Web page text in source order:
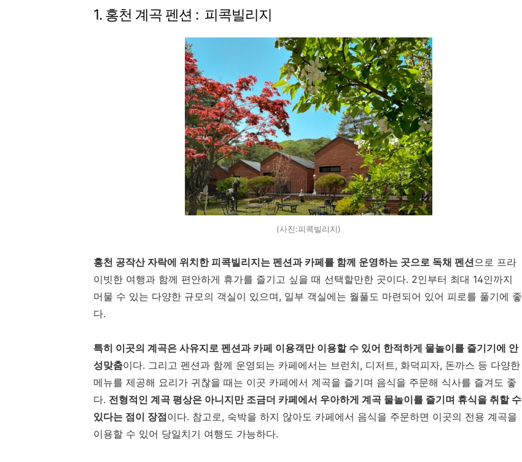
1. 홍천 계곡 펜션 : 피콕빌리지
(사진:피콕빌리지)
홍천 공작산 자락에 위치한 피콕빌리지는 펜션과 카페를 함께 운영하는 곳으로 독채 펜션으로 프라
이빗한 여행과 함께 편안하게 휴가를 즐기고 싶을 때 선택할만한 곳이다. 2인부터 최대 14인까지
머물 수 있는 다양한 규모의 객실이 있으며, 일부 객실에는 월풀도 마련되어 있어 피로를 풀기에 좋
다.
특히 이곳의 계곡은 사유지로 펜션과 카페 이용객만 이용할 수 있어 한적하게 물놀이를 즐기기에 안
성맞춤이다. 그리고 펜션과 함께 운영되는 카페에서는 브런치, 디저트, 화덕피자, 돈까스 등 다양한
메뉴를 제공해 요리가 귀찮을 때는 이곳 카페에서 계곡을 즐기며 음식을 주문해 식사를 즐겨도 좋
다. 전형적인 계곡 평상은 아니지만 조금더 카페에서 우아하게 계곡 물놀이를 즐기며 휴식을 취할 수
있다는 점이 장점이다. 참고로, 숙박을 하지 않아도 카페에서 음식을 주문하면 이곳의 전용 계곡을
이용할 수 있어 당일치기 여행도 가능하다.